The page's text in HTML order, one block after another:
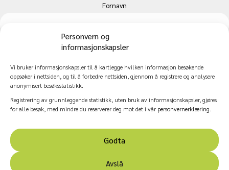
Personvern og
informasjonskapsler
Vi bruker informasjonskapsler til å kartlegge hvilken informasjon besøkende
oppsøker i nettsiden, og til å forbedre nettsiden, gjennom å registrere og analysere
anonymisert besøksstatistikk.
Registrering av grunnleggende statistikk, uten bruk av informasjonskapsler, gjøres
for alle besøk, med mindre du reserverer deg mot det i vår personvernerklæring
Godta
Avslå
Fornavn
Etternavn
© 2026 Nasjonalt kompetansesenter for kultur, helse og
omsorg.